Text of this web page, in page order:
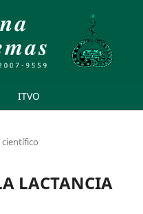
ITVO
LACTANCIA